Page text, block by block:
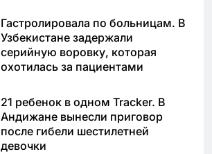
Гастролировала по больницам. В
Узбекистане задержали
серийную воровку, которая
охотилась за пациентами
21 ребенок в одном Tracker. В
Андижане вынесли приговор
после гибели шестилетней
девочки